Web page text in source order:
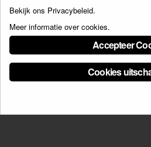
© Copyright - Franciscus Huis Weert B.V. -
Bekijk ons Privacybeleid.
Meer informatie over cookies.
Accepteer
Cookies